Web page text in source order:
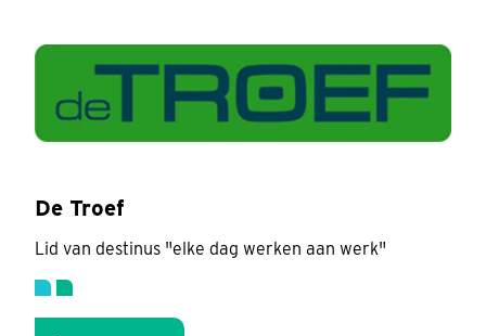
De Troef
Lid van destinus "elke dag werken aan werk"